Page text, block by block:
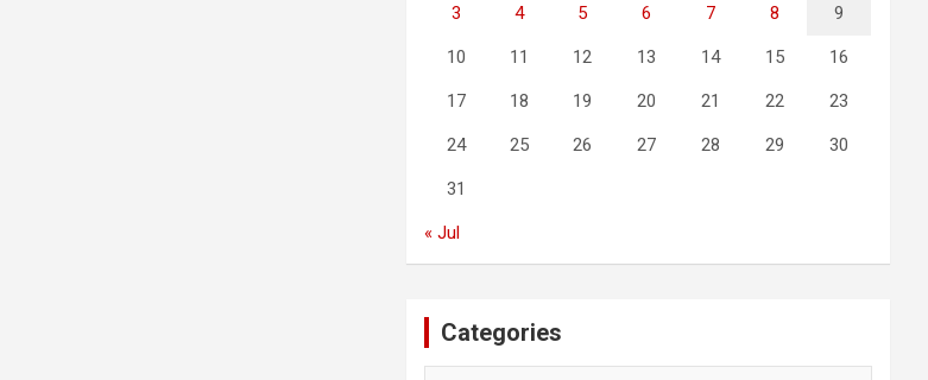
3 4 5 6 7 8 9
10 11 12 13 14 15 16
17 18 19 20 21 22 23
24 25 26 27 28 29 30
31
« Jul
Categories